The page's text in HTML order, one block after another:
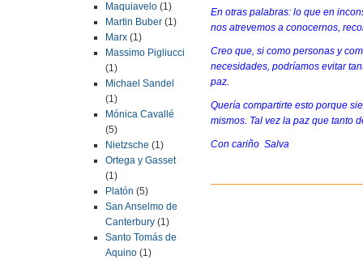
Maquiavelo (1)
Martin Buber (1)
Marx (1)
Massimo Pigliucci
(1)
Michael Sandel
(1)
Mónica Cavallé
(5)
Nietzsche (1)
Ortega y Gasset
(1)
Platón (5)
San Anselmo de
Canterbury (1)
Santo Tomás de
Aquino (1)
En otras palabras: lo que en
nos atrevemos a conocernos,
Creo que, si como personas y
necesidades, podríamos evitar
paz.
Quería compartirte esto porque
mismos. Tal vez la paz que tanto
Con cariño Salva